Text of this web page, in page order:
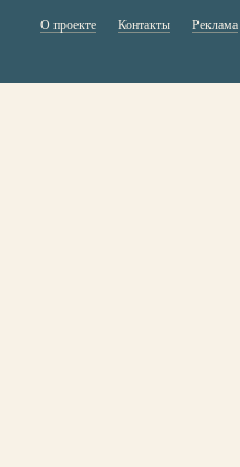
О проекте Контакты Реклама